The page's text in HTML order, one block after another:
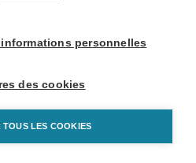
informations personnelles
des cookies
TOUS LES COOKIES